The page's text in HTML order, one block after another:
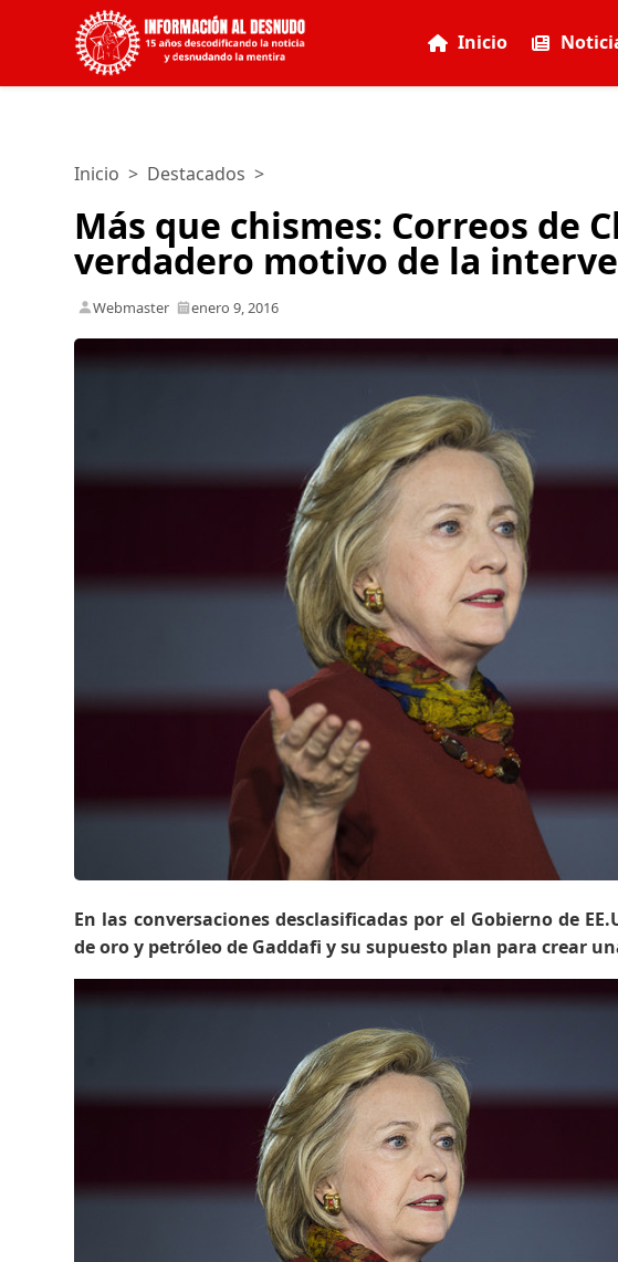
Inicio
Inicio > Destacados >
Más que chismes: Correos de
verdadero motivo de la
Webmaster enero 9, 2016
En las conversaciones desclasificadas por el Gobierno de
de oro y petróleo de Gaddafi y su supuesto plan para crear